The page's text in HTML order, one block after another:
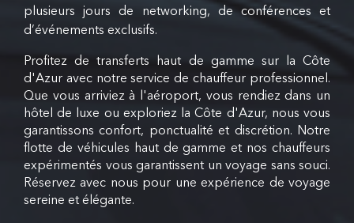
plusieurs jours de networking, de conférences et
d’événements exclusifs.
Profitez de transferts haut de gamme sur la Côte
d'Azur avec notre service de chauffeur professionnel.
Que vous arriviez à l'aéroport, vous rendiez dans un
hôtel de luxe ou exploriez la Côte d'Azur, nous vous
garantissons confort, ponctualité et discrétion. Notre
flotte de véhicules haut de gamme et nos chauffeurs
expérimentés vous garantissent un voyage sans souci.
Réservez avec nous pour une expérience de voyage
sereine et élégante.